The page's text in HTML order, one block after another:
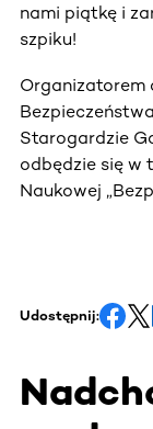
nami piątkę i
szpiku!
Organizatorem
Starogardzie
odbędzie się w
Naukowej
Udostępnij: